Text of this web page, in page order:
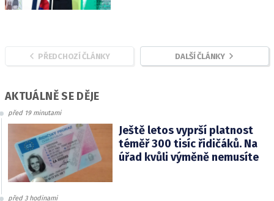
PŘEDCHOZÍ ČLÁNKY DALŠÍ ČLÁNKY
AKTUÁLNĚ SE DĚJE
před 19 minutami
Ještě letos vyprší platnost
téměř 300 tisíc řidičáků. Na
úřad kvůli výměně nemusíte
před 3 hodinami